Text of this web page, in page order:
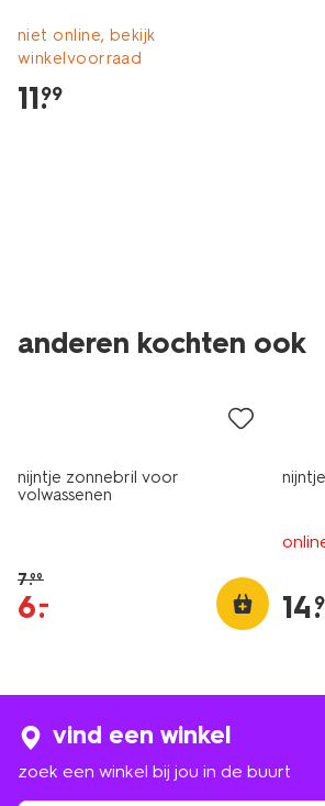
niet online, bekijk
winkelvoorraad
11.
99
anderen kochten ook
nijntje zonnebril voor
volwassenen
7.99
6.
– 14.
vind een winkel
zoek een winkel bij jou in de buurt